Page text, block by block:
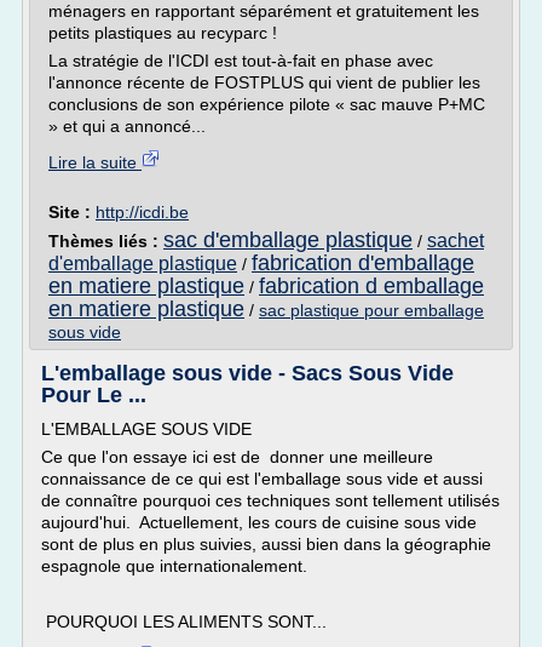
ménagers en rapportant séparément et gratuitement les
petits plastiques au recyparc !
La stratégie de l'ICDI est tout-à-fait en phase avec
l'annonce récente de FOSTPLUS qui vient de publier les
conclusions de son expérience pilote « sac mauve P+MC
» et qui a annoncé...
Lire la suite
Site : http://icdi.be
Thèmes liés : sac d'emballage plastique / sachet
d'emballage plastique / fabrication d'emballage
en matiere plastique / fabrication d emballage
en matiere plastique / sac plastique pour emballage
sous vide
L'emballage sous vide - Sacs Sous Vide
Pour Le ...
L'EMBALLAGE SOUS VIDE
Ce que l'on essaye ici est de donner une meilleure
connaissance de ce qui est l'emballage sous vide et aussi
de connaître pourquoi ces techniques sont tellement utilisés
aujourd'hui. Actuellement, les cours de cuisine sous vide
sont de plus en plus suivies, aussi bien dans la géographie
espagnole que internationalement.
POURQUOI LES ALIMENTS SONT...